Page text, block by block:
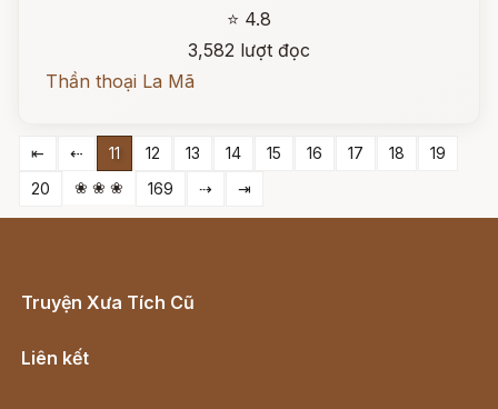
⭐ 4.8
3,582 lượt đọc
Thần thoại La Mã
⇤ ⇠ 11 12 13 14 15 16 17 18
19
20
❀ ❀ ❀ 169 ⇢ ⇥
Truyện Xưa Tích Cũ
Liên kết